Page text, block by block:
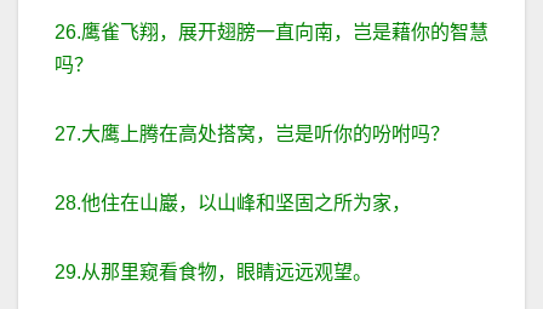
26.鹰雀飞翔，展开翅膀一直向南，岂是藉你的智慧
吗？
27.大鹰上腾在高处搭窝，岂是听你的吩咐吗？
28.他住在山巖，以山峰和坚固之所为家，
29.从那里窥看食物，眼睛远远观望。